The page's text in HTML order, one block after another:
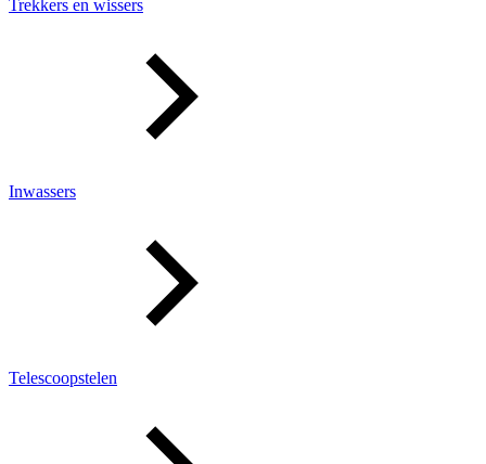
Trekkers en wissers
Inwassers
Telescoopstelen